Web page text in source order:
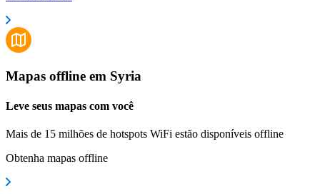
Mapas offline em Syria
Leve seus mapas com você
Mais de 15 milhões de hotspots WiFi estão disponíveis offline
Obtenha mapas offline